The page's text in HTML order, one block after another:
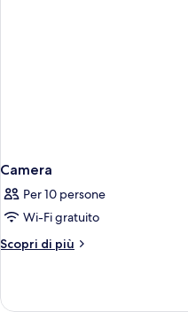
Camera
Per 10 persone
Wi-Fi gratuito
Scopri di più
Altri